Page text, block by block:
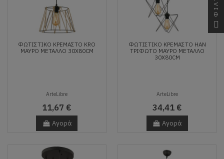
ΦΩΤΙΣΤΙΚΌ ΚΡΕΜΑΣΤΌ KRO
ΜΑΎΡΟ ΜΈΤΑΛΛΟ 30X80CM
ArteLibre
11,67 €
Αγορά
ΦΩΤΙΣΤΙΚΌ ΚΡΕΜΑΣΤΌ HAN
ΤΡΊΦΩΤΟ ΜΑΎΡΟ ΜΈΤΑΛΛΟ
30X80CM
ArteLibre
34,41 €
Αγορά